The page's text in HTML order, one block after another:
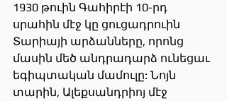
1930 թուին Գահիրէի 10-րդ
սրահին մէջ կը ցուցադրուին
Տարիայի արձանները, որոնց
մասին մեծ անդրադարձ ունեցաւ
եգիպտական մամուլը: Նոյն
տարին, Ալեքսանդրիոյ մէջ